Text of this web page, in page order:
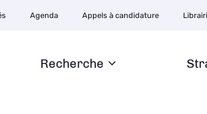
Recherche
Agenda Appels à candidature